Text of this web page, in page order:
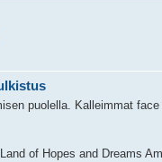
puolella. Kalleimmat
of Hopes and Dreams